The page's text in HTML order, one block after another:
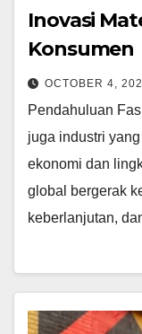
Inovasi
Konsumen
OCTOBER 4,
Pendahuluan
juga industri
ekonomi dan
global bergerak
keberlanjutan,